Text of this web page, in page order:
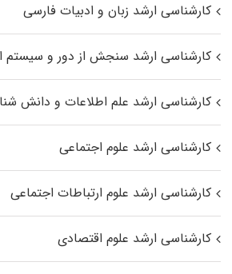
کارشناسی ارشد زبان و ادبیات فارسی
کارشناسی ارشد سنجش از دور و سیستم
کارشناسی ارشد علم اطلاعات و دانش
کارشناسی ارشد علوم اجتماعی
کارشناسی ارشد علوم ارتباطات اجتماعی
کارشناسی ارشد علوم اقتصادی